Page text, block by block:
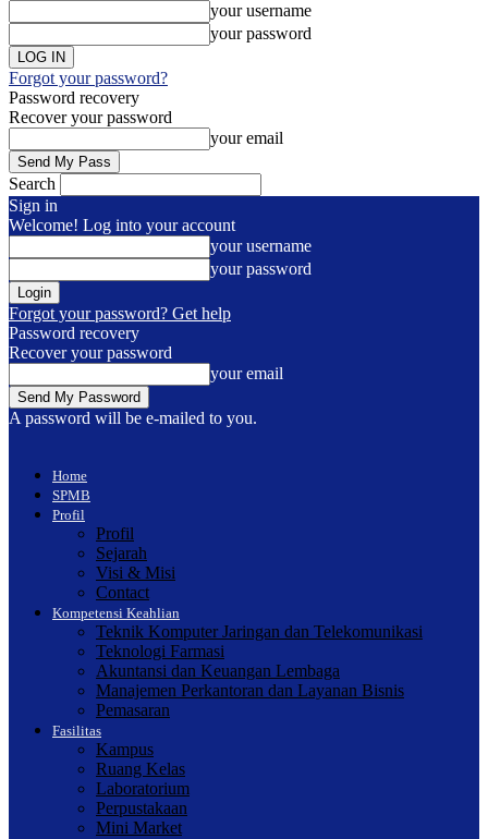
your username
your password
Forgot your password?
Password recovery
Recover your password
your email
Search
Sign in
Welcome! Log into your account
your username
your password
Forgot your password? Get help
Password recovery
Recover your password
your email
A password will be e-mailed to you.
Home
SPMB
Profil
Profil
Sejarah
Visi & Misi
Contact
Kompetensi Keahlian
Teknik Komputer Jaringan dan Telekomunikasi
Teknologi Farmasi
Akuntansi dan Keuangan Lembaga
Manajemen Perkantoran dan Layanan Bisnis
Pemasaran
Fasilitas
Kampus
Ruang Kelas
Laboratorium
Perpustakaan
Mini Market